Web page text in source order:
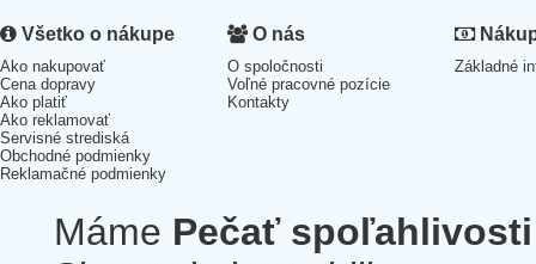
Všetko o nákupe
Ako nakupovať
Cena dopravy
Ako platiť
Ako reklamovať
Servisné strediská
Obchodné podmienky
Reklamačné podmienky
O nás
O spoločnosti
Voľné pracovné pozície
Kontakty
Základné
Máme Pečať spoľahlivosti